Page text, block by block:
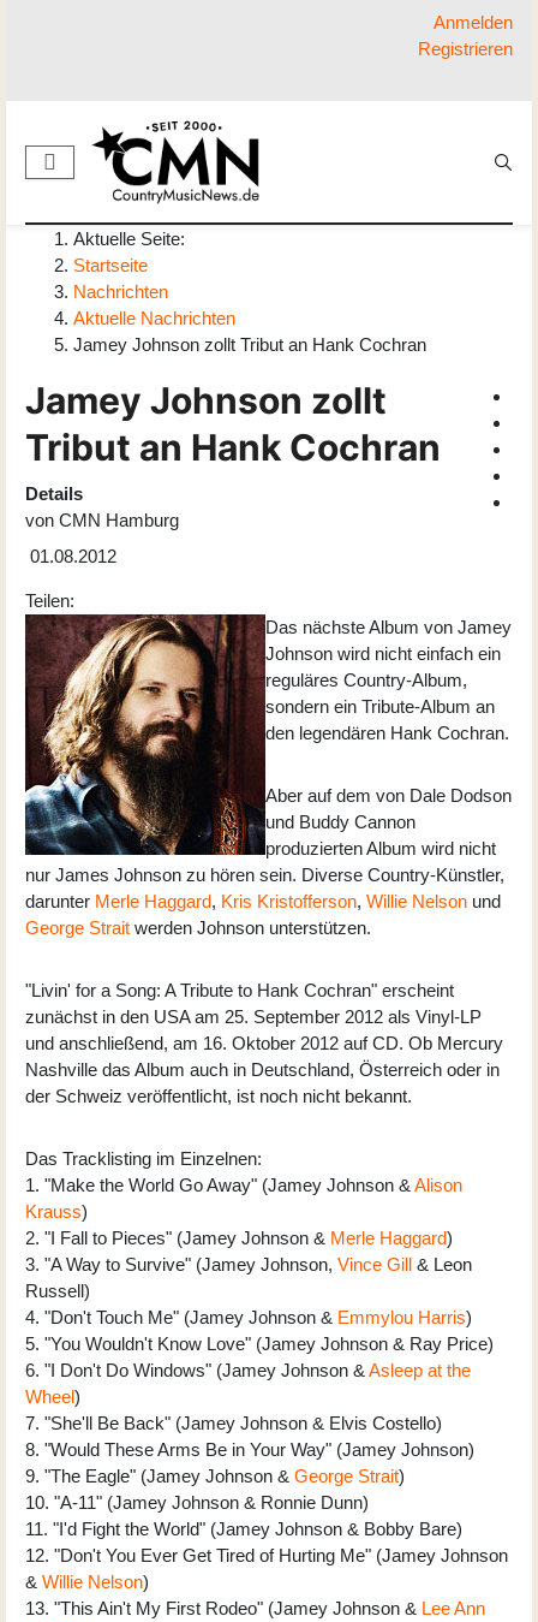
Anmelden
Registrieren
Aktuelle Seite:
Startseite
Nachrichten
Aktuelle Nachrichten
Jamey Johnson zollt Tribut an Hank Cochran
Jamey Johnson zollt
Tribut an Hank Cochran
Details
von CMN Hamburg
01.08.2012
Teilen:
Das nächste Album von Jamey
Johnson wird nicht einfach ein
reguläres Country-Album,
sondern ein Tribute-Album an
den legendären Hank Cochran.
Aber auf dem von Dale Dodson
und Buddy Cannon
produzierten Album wird nicht
nur James Johnson zu hören sein. Diverse Country-Künstler,
darunter Merle Haggard, Kris Kristofferson, Willie Nelson und
George Strait werden Johnson unterstützen.
"Livin' for a Song: A Tribute to Hank Cochran" erscheint
zunächst in den USA am 25. September 2012 als Vinyl-LP
und anschließend, am 16. Oktober 2012 auf CD. Ob Mercury
Nashville das Album auch in Deutschland, Österreich oder in
der Schweiz veröffentlicht, ist noch nicht bekannt.
Das Tracklisting im Einzelnen:
1. "Make the World Go Away" (Jamey Johnson & Alison
Krauss)
2. "I Fall to Pieces" (Jamey Johnson & Merle Haggard)
3. "A Way to Survive" (Jamey Johnson, Vince Gill & Leon
Russell)
4. "Don't Touch Me" (Jamey Johnson & Emmylou Harris)
5. "You Wouldn't Know Love" (Jamey Johnson & Ray Price)
6. "I Don't Do Windows" (Jamey Johnson & Asleep at the
Wheel)
7. "She'll Be Back" (Jamey Johnson & Elvis Costello)
8. "Would These Arms Be in Your Way" (Jamey Johnson)
9. "The Eagle" (Jamey Johnson & George Strait)
10. "A-11" (Jamey Johnson & Ronnie Dunn)
11. "I'd Fight the World" (Jamey Johnson & Bobby Bare)
12. "Don't You Ever Get Tired of Hurting Me" (Jamey Johnson
& Willie Nelson)
13. "This Ain't My First Rodeo" (Jamey Johnson & Lee Ann